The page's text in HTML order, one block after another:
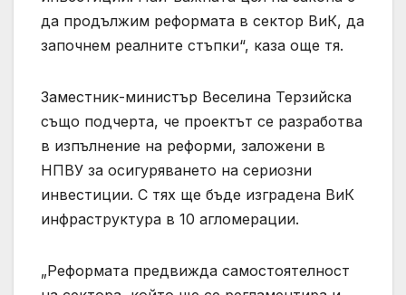
да продължим реформата в сектор ВиК, да
започнем реалните стъпки“, каза още тя.
Заместник-министър Веселина Терзийска
също подчерта, че проектът се разработва
в изпълнение на реформи, заложени в
НПВУ за осигуряването на сериозни
инвестиции. С тях ще бъде изградена ВиК
инфраструктура в 10 агломерации.
„Реформата предвижда самостоятелност